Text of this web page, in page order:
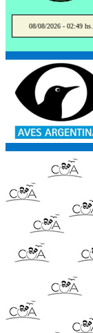
08/08/2026 - 02:49 hs.